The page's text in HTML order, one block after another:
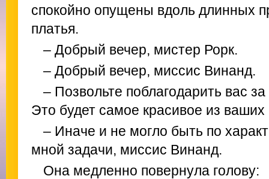
спокойно опущены вдоль длинных
платья.
– Добрый вечер, мистер Рорк.
– Добрый вечер, миссис Винанд.
– Позвольте поблагодарить вас
Это будет самое красивое из
– Иначе и не могло быть по
мной задачи, миссис Винанд.
Она медленно повернула голову: